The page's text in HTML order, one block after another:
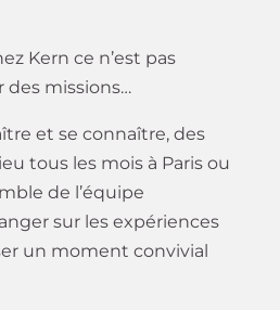
Kern ce n’est pas
des missions…
et se connaître, des
tous les mois à Paris ou
de l’équipe
sur les expériences
un moment convivial